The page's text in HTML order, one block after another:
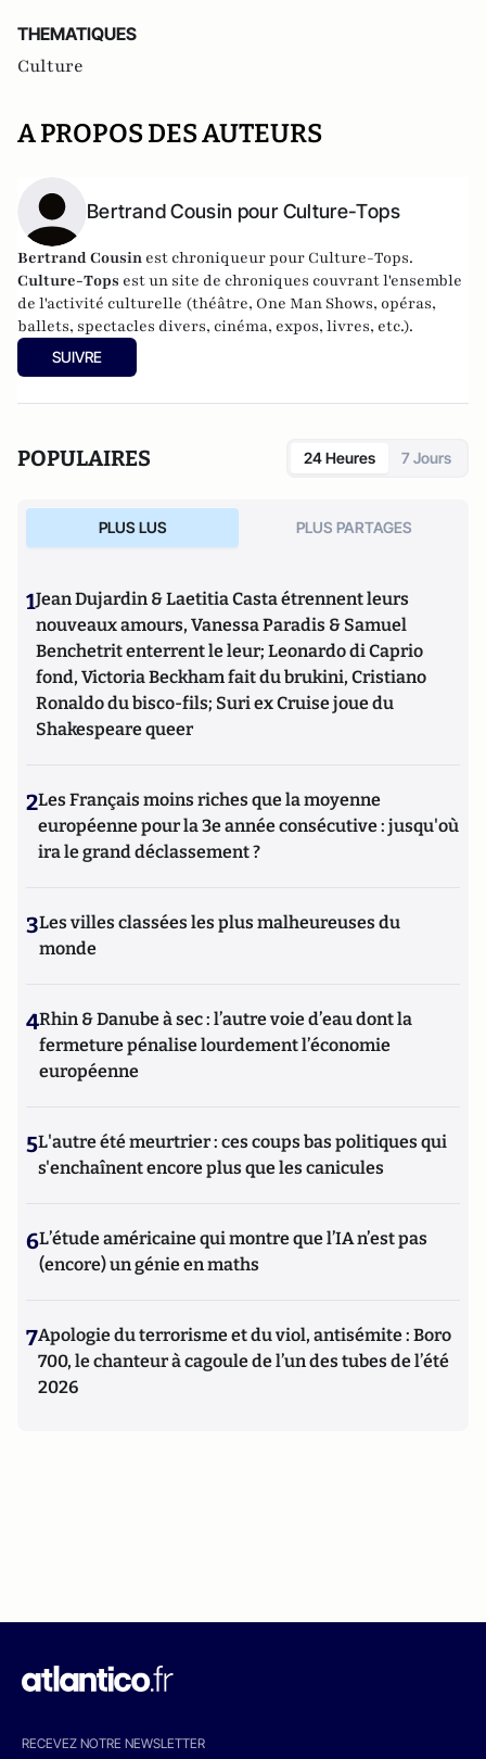
THEMATIQUES
Culture
A PROPOS DES AUTEURS
Bertrand Cousin pour Culture-Tops
Bertrand Cousin est chroniqueur pour Culture-Tops.
Culture-Tops est un site de chroniques couvrant l'ensemble
de l'activité culturelle (théâtre, One Man Shows, opéras,
ballets, spectacles divers, cinéma, expos, livres, etc.).
SUIVRE
POPULAIRES 24 Heures 7 Jours
PLUS LUS PLUS PARTAGES
1Jean Dujardin & Laetitia Casta étrennent leurs
nouveaux amours, Vanessa Paradis & Samuel
Benchetrit enterrent le leur; Leonardo di Caprio
fond, Victoria Beckham fait du brukini, Cristiano
Ronaldo du bisco-fils; Suri ex Cruise joue du
Shakespeare queer
2Les Français moins riches que la moyenne
européenne pour la 3e année consécutive : jusqu'où
ira le grand déclassement ?
3Les villes classées les plus malheureuses du
monde
4Rhin & Danube à sec : l’autre voie d’eau dont la
fermeture pénalise lourdement l’économie
européenne
5L'autre été meurtrier : ces coups bas politiques qui
s'enchaînent encore plus que les canicules
6L’étude américaine qui montre que l’IA n’est pas
(encore) un génie en maths
7Apologie du terrorisme et du viol, antisémite : Boro
700, le chanteur à cagoule de l’un des tubes de l’été
2026
RECEVEZ NOTRE NEWSLETTER